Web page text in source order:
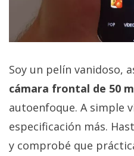
Soy un pelín vanidoso,
cámara frontal de 50
autoenfoque. A simple
especificación más.
y comprobé que